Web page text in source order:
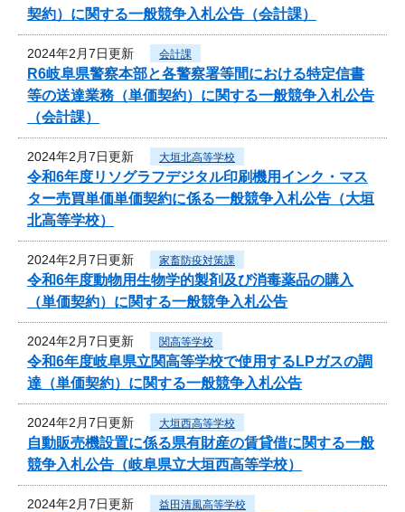
契約）に関する一般競争入札公告（会計課）
2024年2月7日更新 会計課
R6岐阜県警察本部と各警察署等間における特定信書
等の送達業務（単価契約）に関する一般競争入札公告
（会計課）
2024年2月7日更新 大垣北高等学校
令和6年度リソグラフデジタル印刷機用インク・マス
ター売買単価単価契約に係る一般競争入札公告（大垣
北高等学校）
2024年2月7日更新 家畜防疫対策課
令和6年度動物用生物学的製剤及び消毒薬品の購入
（単価契約）に関する一般競争入札公告
2024年2月7日更新 関高等学校
令和6年度岐阜県立関高等学校で使用するLPガスの調
達（単価契約）に関する一般競争入札公告
2024年2月7日更新 大垣西高等学校
自動販売機設置に係る県有財産の賃貸借に関する一般
競争入札公告（岐阜県立大垣西高等学校）
2024年2月7日更新 益田清風高等学校